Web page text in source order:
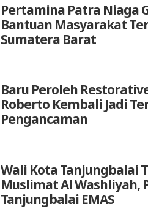
Pertamina Patra Niaga
Bantuan Masyarakat
Sumatera Barat
Baru Peroleh
Roberto Kembali Jadi
Pengancaman
Wali Kota Tanjungbalai
Muslimat Al Washliyah,
Tanjungbalai EMAS